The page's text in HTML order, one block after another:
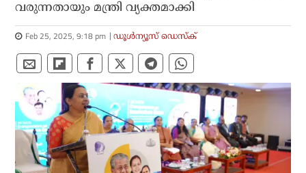
വരുന്നതായും മന്ത്രി വ്യക്തമാക്കി
Feb 25, 2025, 9:18 pm ഡൂള്‍ന്യൂസ് ഡെസ്‌ക്